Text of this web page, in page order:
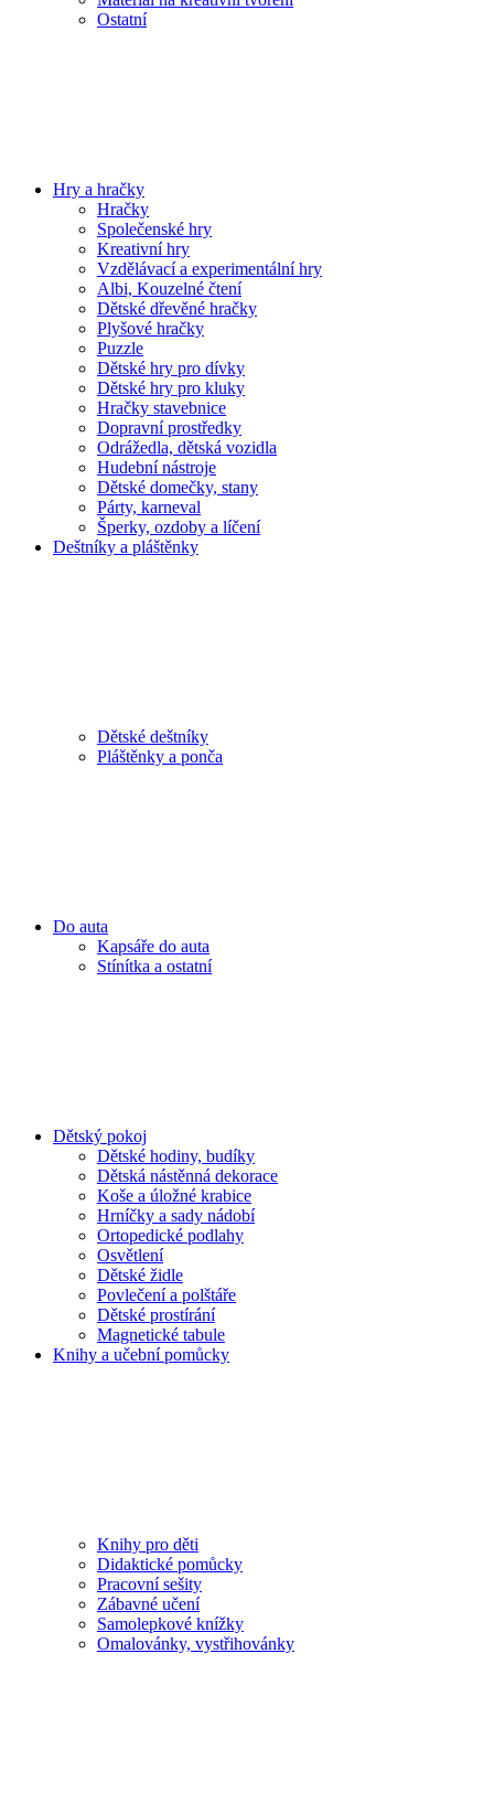
Ostatní
Hry a hračky
Hračky
Společenské hry
Kreativní hry
Vzdělávací a experimentální hry
Albi, Kouzelné čtení
Dětské dřevěné hračky
Plyšové hračky
Puzzle
Dětské hry pro dívky
Dětské hry pro kluky
Hračky stavebnice
Dopravní prostředky
Odrážedla, dětská vozidla
Hudební nástroje
Dětské domečky, stany
Párty, karneval
Šperky, ozdoby a líčení
Deštníky a pláštěnky
Dětské deštníky
Pláštěnky a ponča
Do auta
Kapsáře do auta
Stínítka a ostatní
Dětský pokoj
Dětské hodiny, budíky
Dětská nástěnná dekorace
Koše a úložné krabice
Hrníčky a sady nádobí
Ortopedické podlahy
Osvětlení
Dětské židle
Povlečení a polštáře
Dětské prostírání
Magnetické tabule
Knihy a učební pomůcky
Knihy pro děti
Didaktické pomůcky
Pracovní sešity
Zábavné učení
Samolepkové knížky
Omalovánky, vystřihovánky